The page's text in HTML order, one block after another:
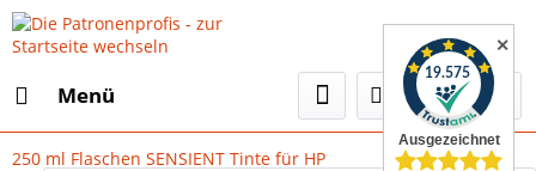
Menü
250 ml Flaschen SENSIENT Tinte für HP
✕